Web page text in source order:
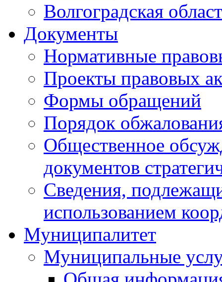
Волгоградская
Документы
Нормативные
Проекты правовых
Формы обращений
Порядок
Общественное
документов
Сведения,
использованием
Муниципалитет
Муниципальные